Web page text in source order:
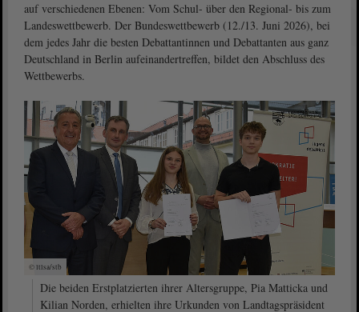
auf verschiedenen Ebenen: Vom Schul- über den Regional- bis zum
Landeswettbewerb. Der Bundeswettbewerb (12./13. Juni 2026), bei
dem jedes Jahr die besten Debattantinnen und Debattanten aus ganz
Deutschland in Berlin aufeinandertreffen, bildet den Abschluss des
Wettbewerbs.
© ltlsa/stb
Die beiden Erstplatzierten ihrer Altersgruppe, Pia Matticka und
Kilian Norden, erhielten ihre Urkunden von Landtagspräsident